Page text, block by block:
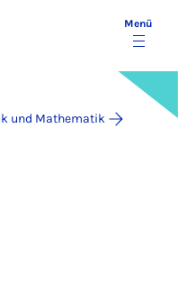
Menü
und Mathematik